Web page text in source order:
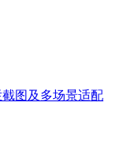
截图及多场景适配